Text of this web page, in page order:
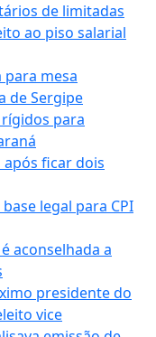
de limitadas
ao piso salarial
para mesa
de Sergipe
para
ficar dois
legal para CPI
aconselhada a
presidente do
vice